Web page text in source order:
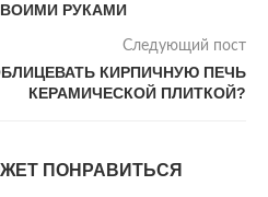
РУКАМИ
Следующий пост
КИРПИЧНУЮ ПЕЧЬ
КЕРАМИЧЕСКОЙ ПЛИТКОЙ?
ПОНРАВИТЬСЯ